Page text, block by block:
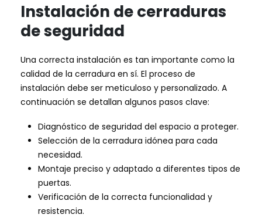
Instalación de cerraduras
de seguridad
Una correcta instalación es tan importante como la
calidad de la cerradura en sí. El proceso de
instalación debe ser meticuloso y personalizado. A
continuación se detallan algunos pasos clave:
Diagnóstico de seguridad del espacio a proteger.
Selección de la cerradura idónea para cada
necesidad.
Montaje preciso y adaptado a diferentes tipos de
puertas.
Verificación de la correcta funcionalidad y
resistencia.